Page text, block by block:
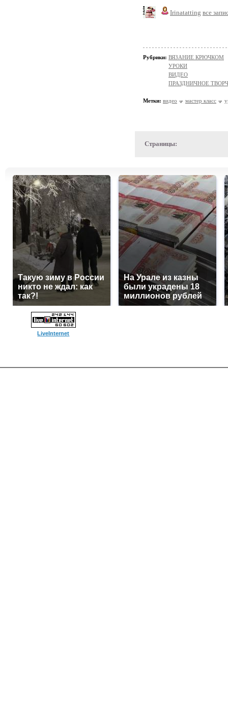
Irinatatting все
Рубрики: ВЯЗАНИЕ КРЮЧКОМ
УРОКИ
ВИДЕО
ПРАЗДНИЧНОЕ
Метки: видео мастер класс
Страницы:
Такую зиму в России
никто не ждал: как
так?!
На Урале из казны
были украдены 18
миллионов рублей
LiveInternet